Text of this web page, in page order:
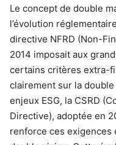
Le concept de double
l’évolution
directive NFRD (Non-
2014 imposait aux
certains critères extra-
clairement sur la
enjeux ESG, la CSRD
Directive), adoptée en
renforce ces